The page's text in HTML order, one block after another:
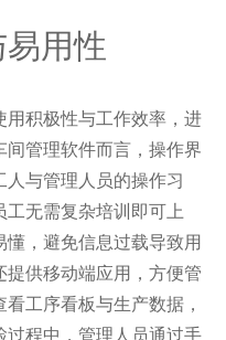
易用性
用积极性与工作效率，进
管理软件而言，操作界
与管理人员的操作习
无需复杂培训即可上
，避免信息过载导致用
提供移动端应用，方便管
工序看板与生产数据，
过程中，管理人员通过手